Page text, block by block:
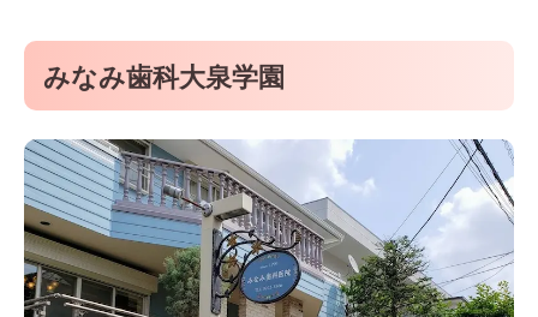
みなみ歯科大泉学園